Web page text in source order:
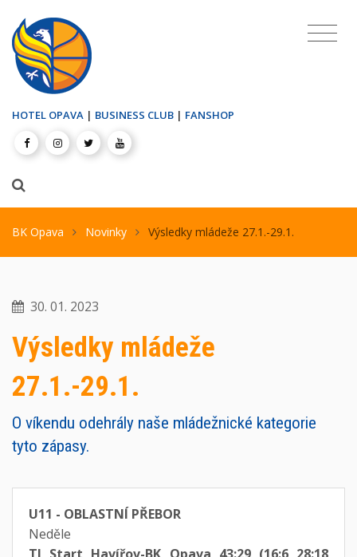
HOTEL OPAVA | BUSINESS CLUB | FANSHOP
BK Opava Novinky Výsledky mládeže 27.1.-29.1.
30. 01. 2023
Výsledky mládeže
27.1.-29.1.
O víkendu odehrály naše mládežnické kategorie
tyto zápasy.
U11 - OBLASTNÍ PŘEBOR
Neděle